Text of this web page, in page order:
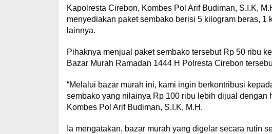
Kapolresta Cirebon, Kombes Pol Arif Budiman, S.I.K,
menyediakan paket sembako berisi 5 kilogram beras,
lainnya.
Pihaknya menjual paket sembako tersebut Rp 50 ribu
Bazar Murah Ramadan 1444 H Polresta Cirebon
“Melalui bazar murah ini, kami ingin berkontribusi
sembako yang nilainya Rp 100 ribu lebih dijual dengan
Kombes Pol Arif Budiman, S.I.K, M.H.
Ia mengatakan, bazar murah yang digelar secara rutin